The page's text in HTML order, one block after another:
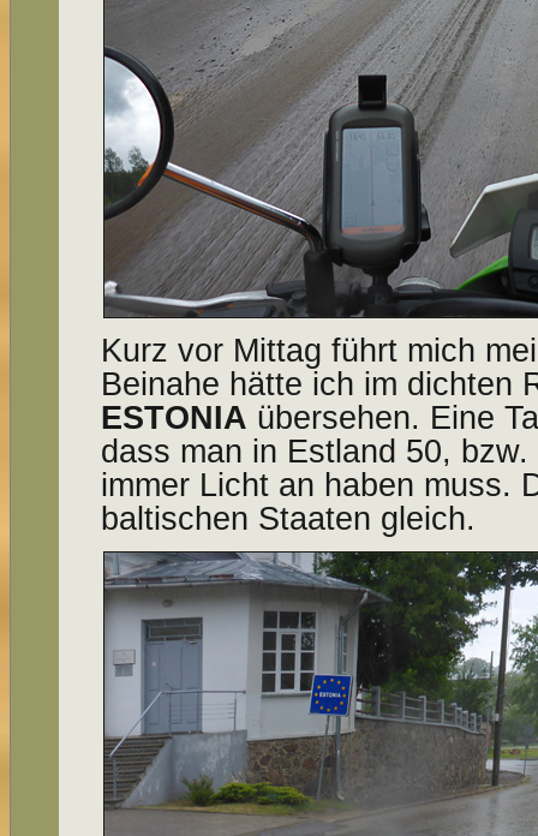
Kurz vor Mittag führt mich
Beinahe hätte ich im dichten
ESTONIA übersehen. Eine
dass man in Estland 50,
immer Licht an haben muss.
baltischen Staaten gleich.